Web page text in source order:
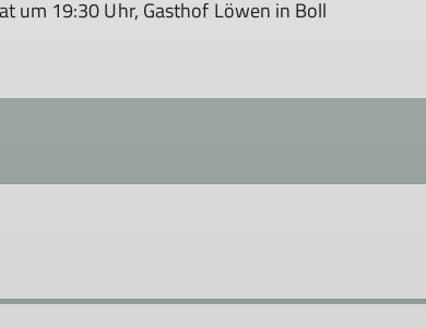
um 19:30 Uhr, Gasthof Löwen in Boll